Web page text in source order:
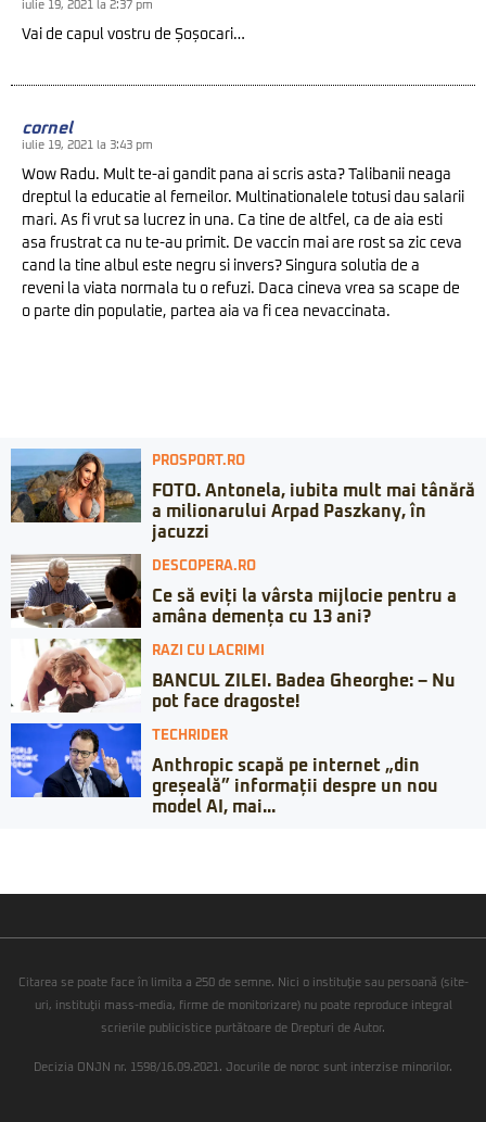
iulie 19, 2021 la 2:37 pm
Vai de capul vostru de Șoșocari…
cornel
iulie 19, 2021 la 3:43 pm
Wow Radu. Mult te-ai gandit pana ai scris asta? Talibanii neaga
dreptul la educatie al femeilor. Multinationalele totusi dau salarii
mari. As fi vrut sa lucrez in una. Ca tine de altfel, ca de aia esti
asa frustrat ca nu te-au primit. De vaccin mai are rost sa zic ceva
cand la tine albul este negru si invers? Singura solutia de a
reveni la viata normala tu o refuzi. Daca cineva vrea sa scape de
o parte din populatie, partea aia va fi cea nevaccinata.
PROSPORT.RO
FOTO. Antonela, iubita mult mai tânără
a milionarului Arpad Paszkany, în
jacuzzi
DESCOPERA.RO
Ce să eviți la vârsta mijlocie pentru a
amâna demența cu 13 ani?
RAZI CU LACRIMI
BANCUL ZILEI. Badea Gheorghe: – Nu
pot face dragoste!
TECHRIDER
Anthropic scapă pe internet „din
greșeală” informații despre un nou
model AI, mai...
Citarea se poate face în limita a 250 de semne. Nici o instituţie sau persoană (site-
uri, instituţii mass-media, firme de monitorizare) nu poate reproduce integral
scrierile publicistice purtătoare de Drepturi de Autor.
Decizia ONJN nr. 1598/16.09.2021. Jocurile de noroc sunt interzise minorilor.